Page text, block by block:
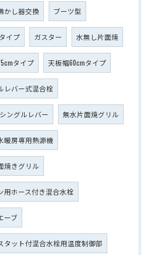
かし器交換 ブーツ型
イプ ガスター 水無し片面焼
タイプ 天板幅60cmタイプ
レバー式混合栓
ングルレバー 無水片面焼グリル
暖房専用熱源機
焼きグリル
用ホース付き混合水栓
ーブ
タット付混合水栓用温度制御部